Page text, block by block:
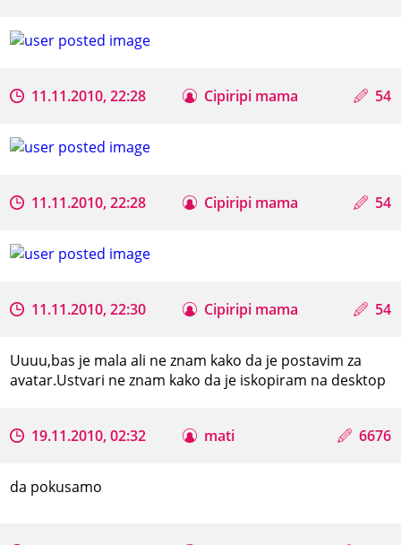
11.11.2010, 22:28 Cipiripi mama 54
11.11.2010, 22:28 Cipiripi mama 54
11.11.2010, 22:30 Cipiripi mama 54
Uuuu,bas je mala ali ne znam kako da je postavim za
avatar.Ustvari ne znam kako da je iskopiram na desktop
19.11.2010, 02:32 mati 6676
da pokusamo